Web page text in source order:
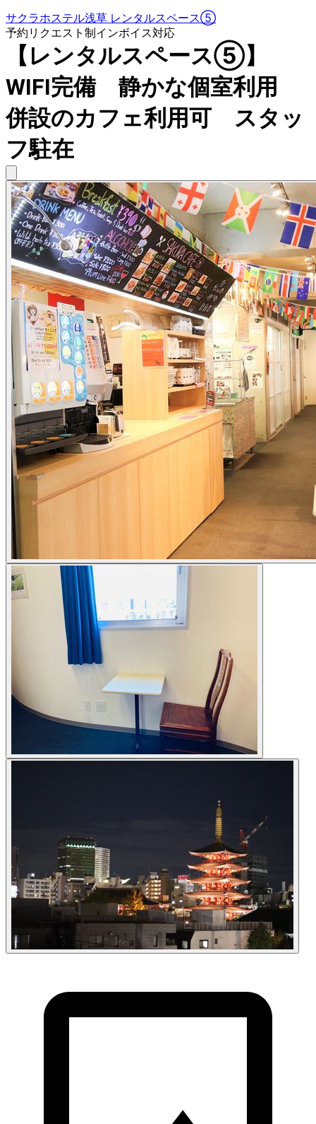
サクラホステル浅草 レンタルスペース⑤
予約リクエスト制インボイス対応
【レンタルスペース⑤】
WIFI完備 静かな個室利用
併設のカフェ利用可 スタッ
フ駐在